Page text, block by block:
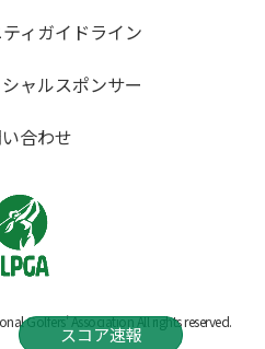
ィガイドライン
ャルスポンサー
合わせ
Golfers' Association All rights reserved.
スコア速報